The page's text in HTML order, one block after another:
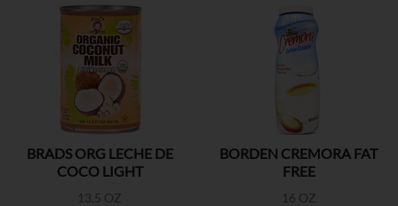
BRADS ORG LECHE DE
COCO LIGHT
13.5 OZ
BORDEN CREMORA FAT
FREE
16 OZ